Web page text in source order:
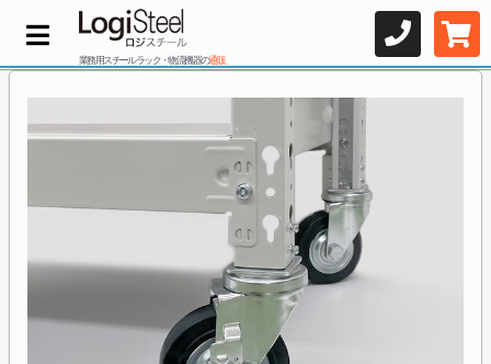
業務用スチールラック・物流機器の通販